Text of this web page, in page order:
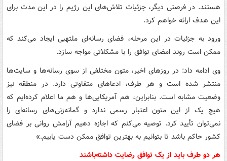
هستند. در فرصتی دیگر، جزئیات تلاش‌های این رژیم را در این مدت برای
این هدف ارائه خواهم کرد.
ورود به جزئیات در این مرحله، فضای رسانه‌ای ملتهبی ایجاد می‌کند که
ممکن است روند امضای توافق را با مشکلاتی مواجه سازد.
وی ادامه داد: در روزهای اخیر، متون مختلفی از سوی رسانه‌ها و سایت‌ها
منتشر شده است و هر طرف، ادعاهای متفاوتی دارد. در منطقه نیز
وضعیت مشابه است. بنابراین، هم آمریکایی‌ها و هم ما اعلام کرده‌ایم که
هیچ یک از این متون اعتبار رسمی ندارد و گمانه‌زنی‌های رسانه‌ای را
نمی‌توان تأیید کرد. توصیه می‌کنم که اجازه دهیم آرامش روانی بر فضای
کشور حاکم باشد تا بتوانیم به بهترین توافق ممکن دست یابیم.»
هر دو طرف باید از یک توافق رضایت داشته‌باشند